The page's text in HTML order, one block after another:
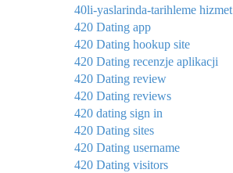
40li-yaslarinda-tarihleme hizmet
420 Dating app
420 Dating hookup site
420 Dating recenzje aplikacji
420 Dating review
420 Dating reviews
420 dating sign in
420 Dating sites
420 Dating username
420 Dating visitors